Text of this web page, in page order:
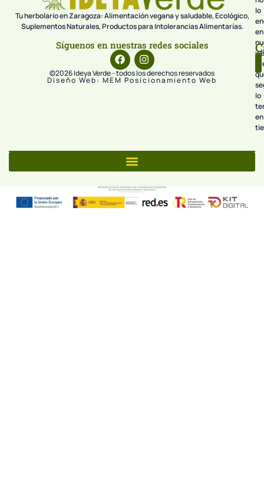
Tu herbolario en Zaragoza: Alimentación vegana y saludable, Ecológico,
Suplementos Naturales, Productos para Intolerancias Alimentarías.
Síguenos en nuestras redes sociales
©2026 Ideya Verde - todos los derechos reservados
Diseño Web: MEM Posicionamiento Web
lo
en
lo
en